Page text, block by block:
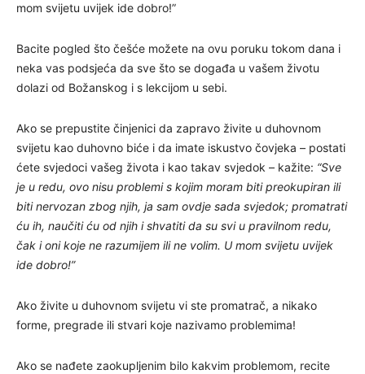
mom svijetu uvijek ide dobro!”
Bacite pogled što češće možete na ovu poruku tokom dana i
neka vas podsjeća da sve što se događa u vašem životu
dolazi od Božanskog i s lekcijom u sebi.
Ako se prepustite činjenici da zapravo živite u duhovnom
svijetu kao duhovno biće i da imate iskustvo čovjeka – postati
ćete svjedoci vašeg života i kao takav svjedok – kažite: “Sve
je u redu, ovo nisu problemi s kojim moram biti preokupiran ili
biti nervozan zbog njih, ja sam ovdje sada svjedok; promatrati
ću ih, naučiti ću od njih i shvatiti da su svi u pravilnom redu,
čak i oni koje ne razumijem ili ne volim. U mom svijetu uvijek
ide dobro!”
Ako živite u duhovnom svijetu vi ste promatrač, a nikako
forme, pregrade ili stvari koje nazivamo problemima!
Ako se nađete zaokupljenim bilo kakvim problemom, recite